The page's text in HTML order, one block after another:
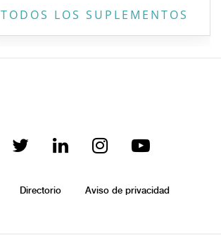
TODOS LOS SUPLEMENTOS
Directorio Aviso de privacidad